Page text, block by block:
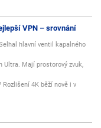
VPN – srovnání
hlavní ventil kapalného
Ultra. Mají prostorový zvuk,
4K běží nově i v